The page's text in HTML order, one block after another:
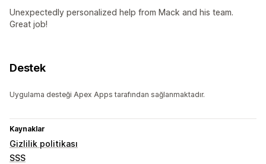
Unexpectedly personalized help from Mack and his team.
Great job!
Destek
Uygulama desteği Apex Apps tarafından sağlanmaktadır.
Kaynaklar
Gizlilik politikası
SSS